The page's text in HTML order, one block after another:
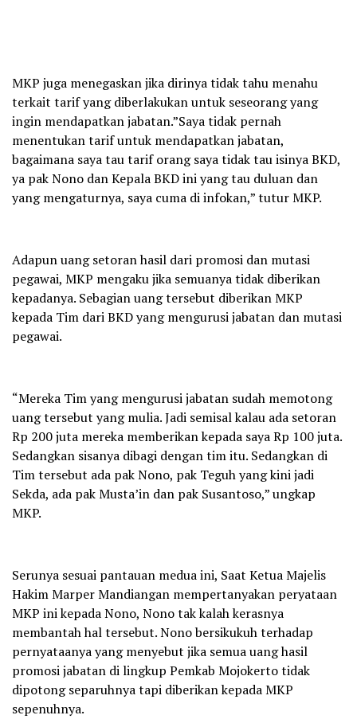
MKP juga menegaskan jika dirinya tidak tahu menahu
terkait tarif yang diberlakukan untuk seseorang yang
ingin mendapatkan jabatan.”Saya tidak pernah
menentukan tarif untuk mendapatkan jabatan,
bagaimana saya tau tarif orang saya tidak tau isinya BKD,
ya pak Nono dan Kepala BKD ini yang tau duluan dan
yang mengaturnya, saya cuma di infokan,” tutur MKP.
Adapun uang setoran hasil dari promosi dan mutasi
pegawai, MKP mengaku jika semuanya tidak diberikan
kepadanya. Sebagian uang tersebut diberikan MKP
kepada Tim dari BKD yang mengurusi jabatan dan mutasi
pegawai.
“Mereka Tim yang mengurusi jabatan sudah memotong
uang tersebut yang mulia. Jadi semisal kalau ada setoran
Rp 200 juta mereka memberikan kepada saya Rp 100 juta.
Sedangkan sisanya dibagi dengan tim itu. Sedangkan di
Tim tersebut ada pak Nono, pak Teguh yang kini jadi
Sekda, ada pak Musta’in dan pak Susantoso,” ungkap
MKP.
Serunya sesuai pantauan medua ini, Saat Ketua Majelis
Hakim Marper Mandiangan mempertanyakan peryataan
MKP ini kepada Nono, Nono tak kalah kerasnya
membantah hal tersebut. Nono bersikukuh terhadap
pernyataanya yang menyebut jika semua uang hasil
promosi jabatan di lingkup Pemkab Mojokerto tidak
dipotong separuhnya tapi diberikan kepada MKP
sepenuhnya.